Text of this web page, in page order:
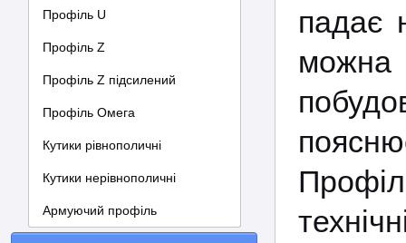
Профіль U
Профіль Z
Профіль Z підсилений
Профіль Омега
Кутики рівнополичні
Кутики нерівнополичні
Армуючий профіль
падає
можна